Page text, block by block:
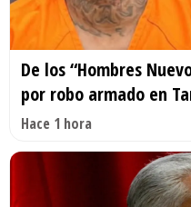
De los “Hombres
por robo armado en
Hace 1 hora